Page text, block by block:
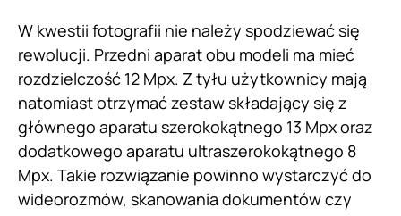
W kwestii fotografii nie należy spodziewać się
rewolucji. Przedni aparat obu modeli ma mieć
rozdzielczość 12 Mpx. Z tyłu użytkownicy mają
natomiast otrzymać zestaw składający się z
głównego aparatu szerokokątnego 13 Mpx oraz
dodatkowego aparatu ultraszerokokątnego 8
Mpx. Takie rozwiązanie powinno wystarczyć do
wideorozmów, skanowania dokumentów czy